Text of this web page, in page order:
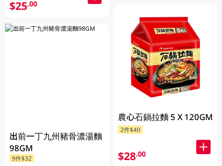
$25.00
出前一丁九州豬骨濃湯麵
98GM
9件$32
農心石鍋拉麵 5 X 120GM
2件$40
$28.00